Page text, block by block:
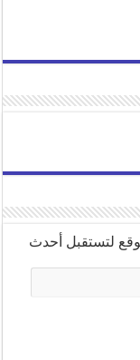
لتستقبل أحدث